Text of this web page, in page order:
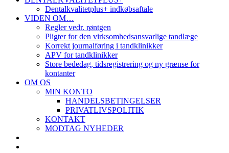
Dentalkvalitetplus+ indkøbsaftale
VIDEN OM…
Regler vedr. røntgen
Pligter for den virksomhedsansvarlige tandlæge
Korrekt journalføring i tandklinikker
APV for tandklinikker
Store bededag, tidsregistrering og ny grænse for
kontanter
OM OS
MIN KONTO
HANDELSBETINGELSER
PRIVATLIVSPOLITIK
KONTAKT
MODTAG NYHEDER